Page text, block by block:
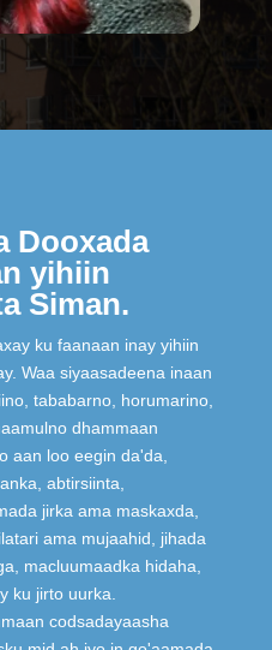
Dooxada
yihiin
Siman.
ku faanaan inay yihiin
Waa siyaasadeena inaan
tababarno, horumarino,
dhammaan
aan loo eegin da'da,
abtirsiinta,
jirka ama maskaxda,
ama mujaahid, jihada
macluumaadka hidaha,
ku jirto uurka.
codsadayaasha